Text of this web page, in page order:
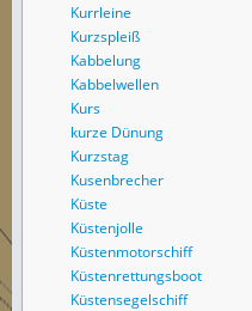
Kurrleine
Kurzspleiß
Kabbelung
Kabbelwellen
Kurs
kurze Dünung
Kurzstag
Kusenbrecher
Küste
Küstenjolle
Küstenmotorschiff
Küstenrettungsboot
Küstensegelschiff